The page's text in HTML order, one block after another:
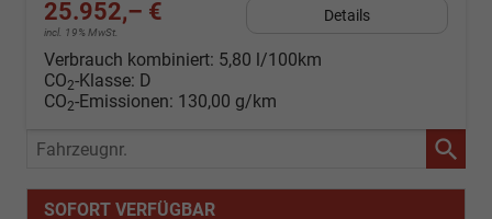
25.952,– €
incl. 19% MwSt.
Details
Verbrauch kombiniert: 5,80 l/100km
CO2-Klasse: D
CO2-Emissionen: 130,00 g/km
Fahrzeugnr.
SOFORT VERFÜGBAR